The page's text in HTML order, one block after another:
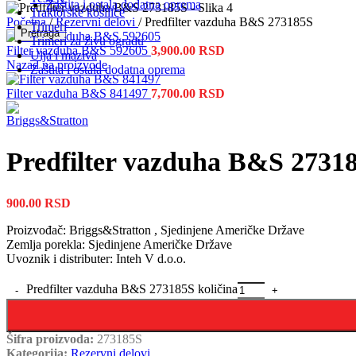
Zaštita i ostala dodatna oprema
Pretraga
Traktorske kosilice
Trimeri
Trimeri za živu ogradu
Ulja i maziva
Zaštita i ostala dodatna oprema
Početna/ Rezervni delovi / Predfilter vazduha B&S 273185S
Filter vazduha B&S 592605 3,900.00 RSD
Nazad na proizvode
Filter vazduha B&S 841497 7,700.00 RSD
Predfilter vazduha B&S
900.00 RSD
Proizvođač: Briggs&Stratton , Sjedinjene Američke Države
Zemlja porekla: Sjedinjene Američke Države
Uvoznik i distributer: Inteh V d.o.o.
Predfilter vazduha B&S 273185S količina
Šifra proizvoda: 273185S
Kategorija: Rezervni delovi